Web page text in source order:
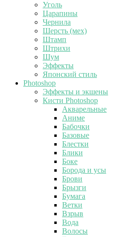
Уголь
Царапины
Чернила
Шерсть (мех)
Штамп
Штрихи
Шум
Эффекты
Японский стиль
Photoshop
Эффекты и экшены
Кисти Photoshop
Акварельные
Аниме
Бабочки
Базовые
Блестки
Блики
Боке
Борода и усы
Брови
Брызги
Бумага
Ветки
Взрыв
Вода
Волосы